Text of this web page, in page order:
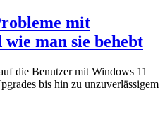
mit
man sie behebt
die Benutzer mit Windows 11
bis hin zu unzuverlässigem